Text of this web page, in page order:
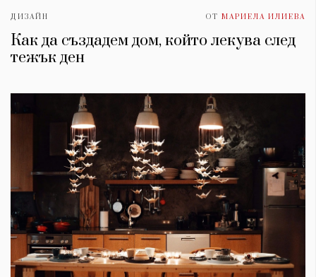
ДИЗАЙН ОТ МАРИЕЛА ИЛИЕВА
Как да създадем дом, който лекува след
тежък ден